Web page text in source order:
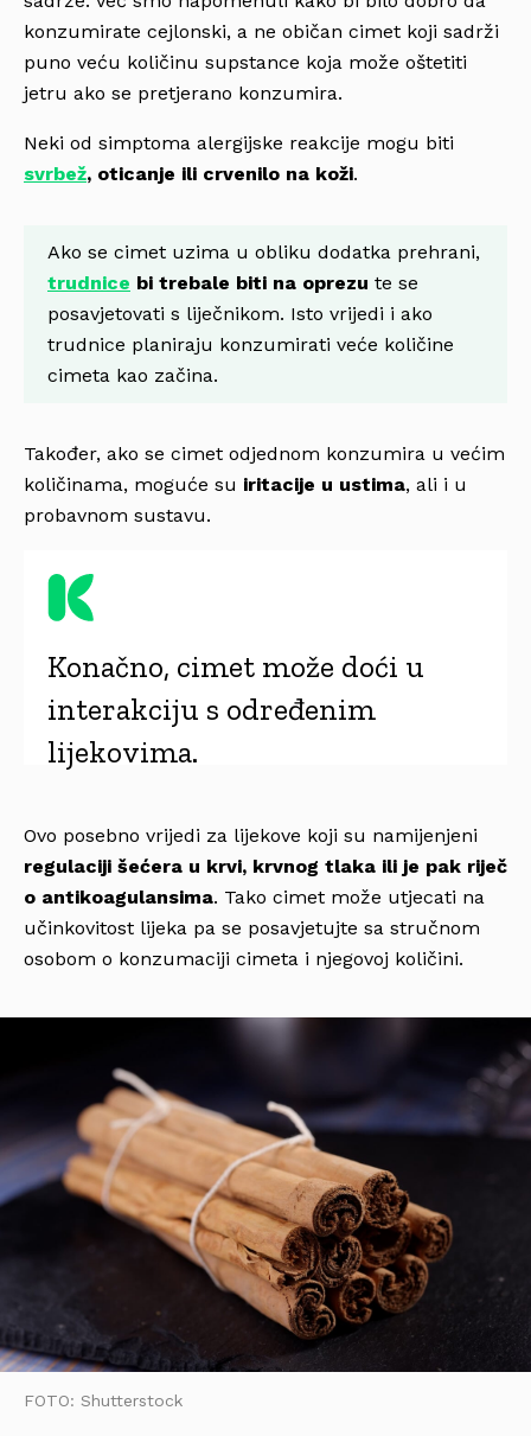
konzumirate cejlonski, a ne običan cimet koji sadrži
puno veću količinu supstance koja može oštetiti
jetru ako se pretjerano konzumira.
Neki od simptoma alergijske reakcije mogu biti
svrbež, oticanje ili crvenilo na koži.
Ako se cimet uzima u obliku dodatka prehrani,
trudnice bi trebale biti na oprezu te se
posavjetovati s liječnikom. Isto vrijedi i ako
trudnice planiraju konzumirati veće količine
cimeta kao začina.
Također, ako se cimet odjednom konzumira u većim
količinama, moguće su iritacije u ustima, ali i u
probavnom sustavu.
Konačno, cimet može doći u
interakciju s određenim
lijekovima.
Ovo posebno vrijedi za lijekove koji su namijenjeni
regulaciji šećera u krvi, krvnog tlaka ili je pak riječ
o antikoagulansima. Tako cimet može utjecati na
učinkovitost lijeka pa se posavjetujte sa stručnom
osobom o konzumaciji cimeta i njegovoj količini.
FOTO: Shutterstock